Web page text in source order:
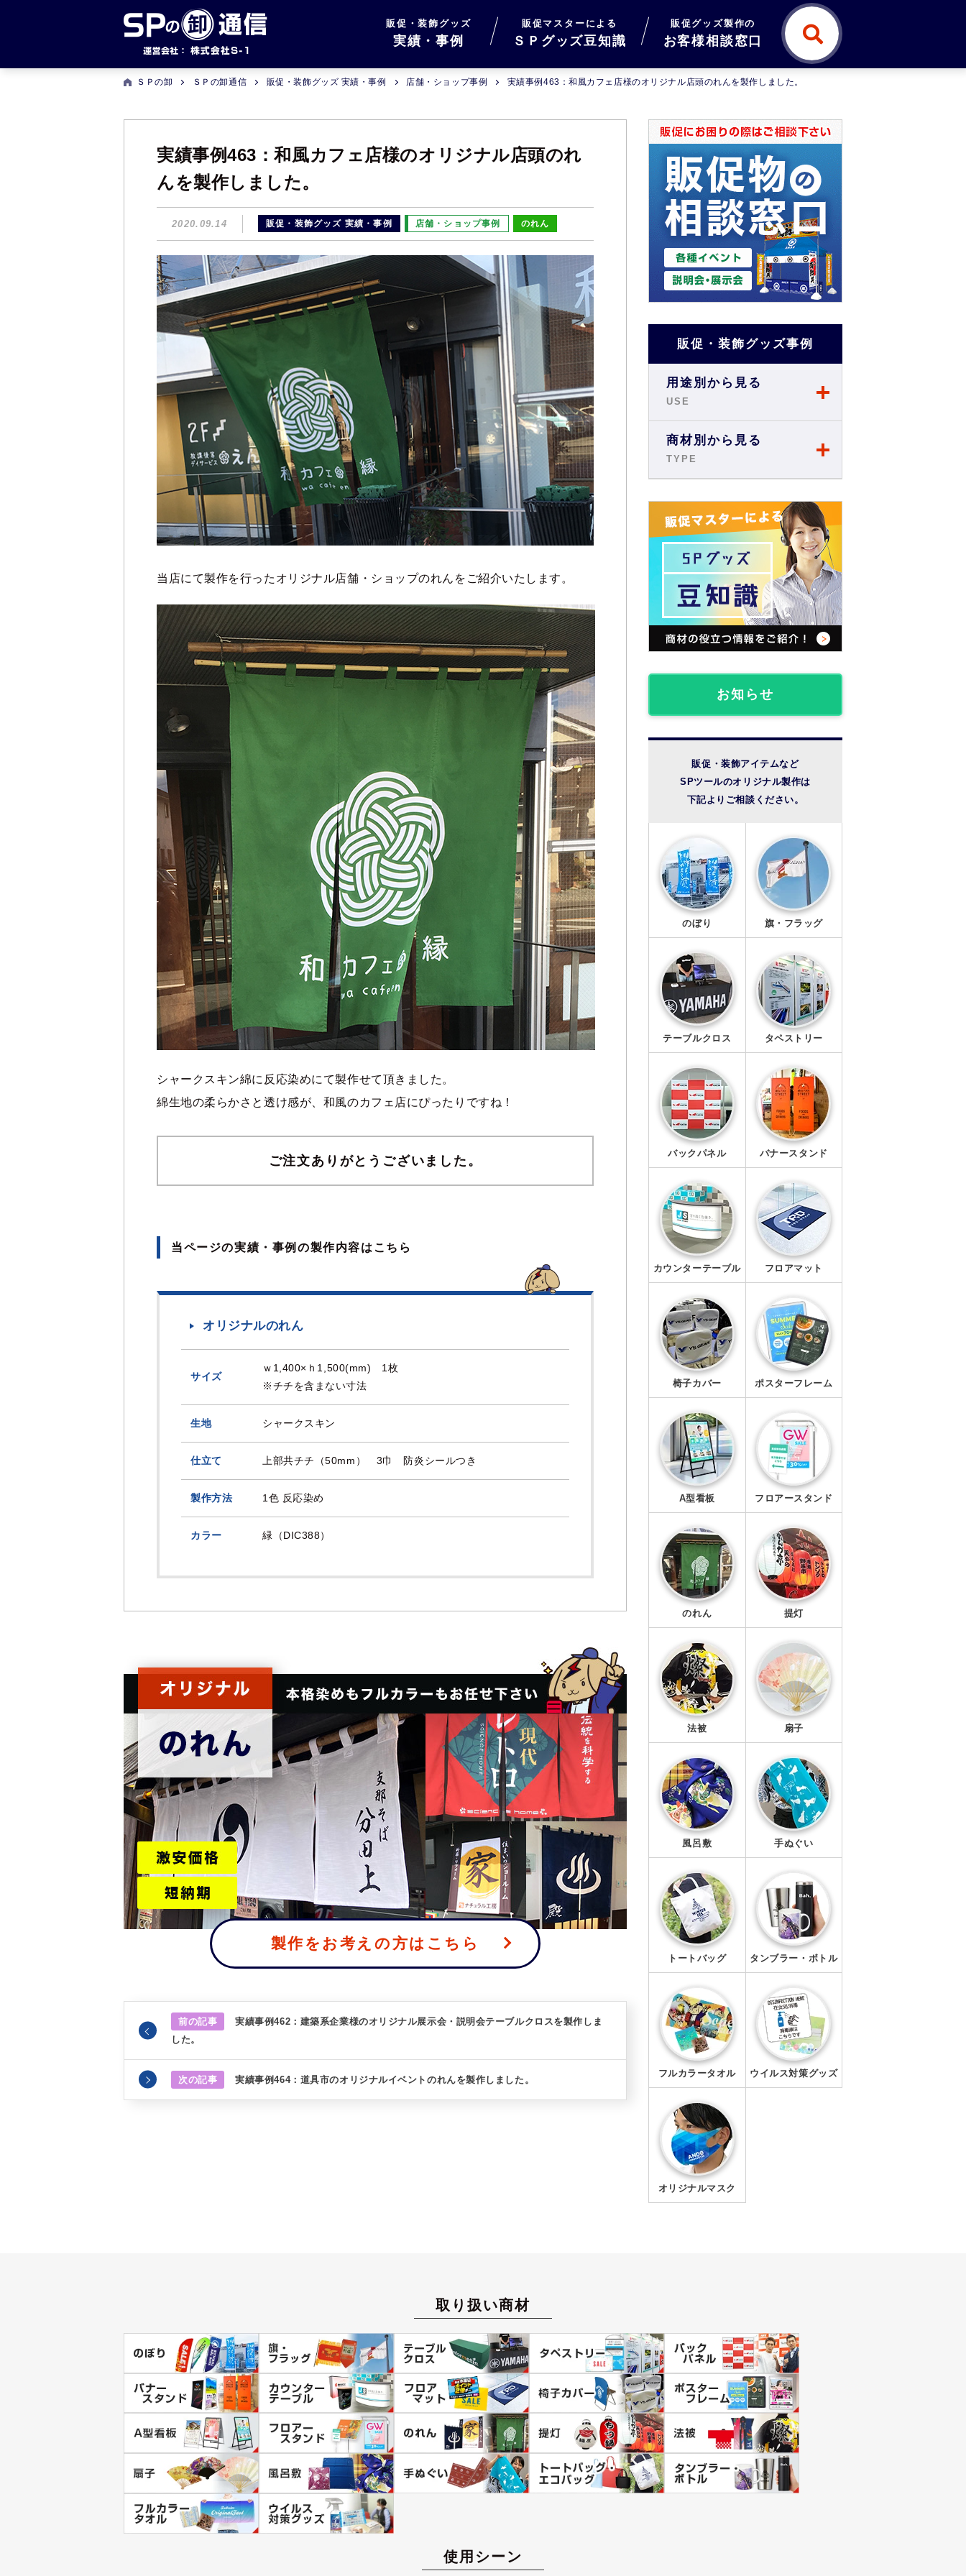
販促・装飾グッズ
実績・事例
販促マスターによる
ＳＰグッズ豆知識
販促グッズ製作の
お客様相談窓口
ＳＰの卸 ＳＰの卸通信 販促・装飾グッズ 実績・事例 店舗・ショップ事例 実績事例463：和風カフェ店様のオリジナル店頭のれんを製作しました。
実績事例463：和風カフェ店様のオリジナル店頭のれ
んを製作しました。
2020.09.14 販促・装飾グッズ 実績・事例 店舗・ショップ事例 のれん
当店にて製作を行ったオリジナル店舗・ショップのれんをご紹介いたします。
シャークスキン綿に反応染めにて製作せて頂きました。
綿生地の柔らかさと透け感が、和風のカフェ店にぴったりですね！
ご注文ありがとうございました。
当ページの実績・事例の製作内容はこちら
オリジナルのれん
サイズ
ｗ1,400×ｈ1,500(mm) 1枚
※チチを含まない寸法
生地 シャークスキン
仕立て 上部共チチ（50mm） 3巾 防炎シールつき
製作方法 1色 反応染め
カラー 緑（DIC388）
製作をお考えの方はこちら
前の記事
実績事例462：建築系企業様のオリジナル展示会・説明会テーブルクロスを製作しま
した。
次の記事 実績事例464：道具市のオリジナルイベントのれんを製作しました。
販促・装飾グッズ事例
用途別から見る
USE
店舗・ショップ事例
展示会・説明会事例
お祭り事例
商店街・イベント事例
オフィス・現場事例
学校・スクール事例
団体・クラブ事例
ライブ観戦事例
温泉・宿泊施設
その他の事例
商材別から見る
TYPE
旗・フラッグ
テーブルクロス
バックパネル
バナースタンド
フロアマット
椅子カバー
のれん
法被・半纏
風呂敷
手ぬぐい
トートバッグ
幕・シート
タペストリー
シール・ステッカー
クリアファイル
マグネット
Ｔシャツ
ブルゾン
ワイシャツ
キャップ
エプロン
マスク
お知らせ
販促・装飾アイテムなど
SPツールのオリジナル製作は
下記よりご相談ください。
のぼり 旗・フラッグ
テーブルクロス タペストリー
バックパネル バナースタンド
カウンターテーブル フロアマット
椅子カバー ポスターフレーム
A型看板 フロアースタンド
のれん 提灯
法被 扇子
風呂敷 手ぬぐい
トートバッグ タンブラー・ボトル
フルカラータオル ウイルス対策グッズ
オリジナルマスク
取り扱い商材
使用シーン